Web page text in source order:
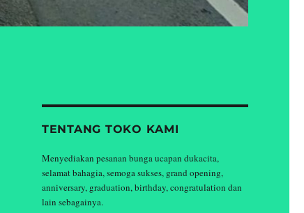
TENTANG TOKO KAMI
Menyediakan pesanan bunga ucapan dukacita,
selamat bahagia, semoga sukses, grand opening,
anniversary, graduation, birthday, congratulation dan
lain sebagainya.